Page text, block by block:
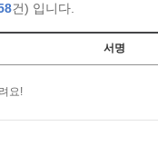
건) 입니다.
서명
요!